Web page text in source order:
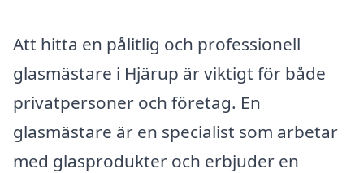
Att hitta en pålitlig och professionell
glasmästare i Hjärup är viktigt för både
privatpersoner och företag. En
glasmästare är en specialist som arbetar
med glasprodukter och erbjuder en